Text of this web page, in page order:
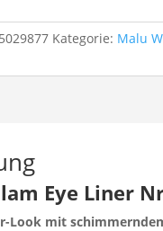
Kategorie: Malu
Eye Liner
Look mit